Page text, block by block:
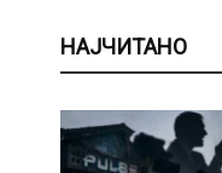
НАЈЧИТАНО